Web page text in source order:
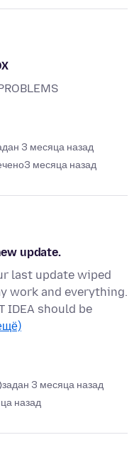
3 месяца назад
3 месяца назад
update.
last update wiped
work and everything.
IDEA should be
задан 3 месяца назад
назад